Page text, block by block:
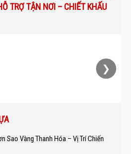
TRỢ TẬN NƠI – CHIẾT KHẤU
❯
Sao Vàng Thanh Hóa – Vị Trí Chiến